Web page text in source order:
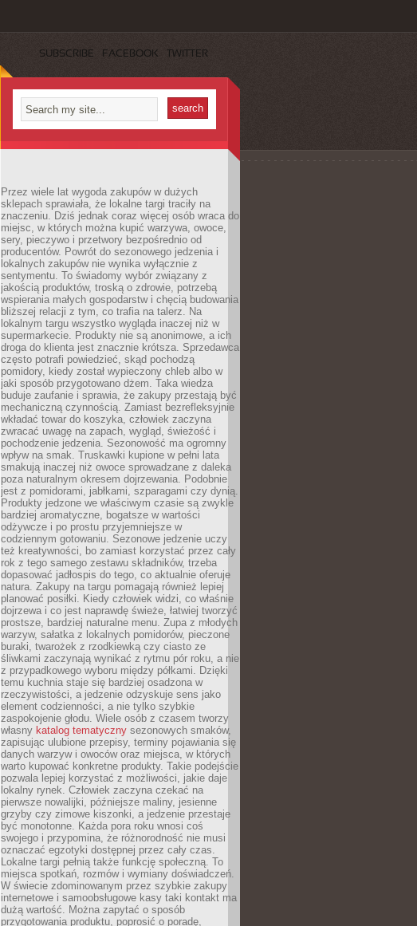
SUBSCRIBE FACEBOOK TWITTER
Przez wiele lat wygoda zakupów w dużych
sklepach sprawiała, że lokalne targi traciły na
znaczeniu. Dziś jednak coraz więcej osób wraca do
miejsc, w których można kupić warzywa, owoce,
sery, pieczywo i przetwory bezpośrednio od
producentów. Powrót do sezonowego jedzenia i
lokalnych zakupów nie wynika wyłącznie z
sentymentu. To świadomy wybór związany z
jakością produktów, troską o zdrowie, potrzebą
wspierania małych gospodarstw i chęcią budowania
bliższej relacji z tym, co trafia na talerz. Na
lokalnym targu wszystko wygląda inaczej niż w
supermarkecie. Produkty nie są anonimowe, a ich
droga do klienta jest znacznie krótsza. Sprzedawca
często potrafi powiedzieć, skąd pochodzą
pomidory, kiedy został wypieczony chleb albo w
jaki sposób przygotowano dżem. Taka wiedza
buduje zaufanie i sprawia, że zakupy przestają być
mechaniczną czynnością. Zamiast bezrefleksyjnie
wkładać towar do koszyka, człowiek zaczyna
zwracać uwagę na zapach, wygląd, świeżość i
pochodzenie jedzenia. Sezonowość ma ogromny
wpływ na smak. Truskawki kupione w pełni lata
smakują inaczej niż owoce sprowadzane z daleka
poza naturalnym okresem dojrzewania. Podobnie
jest z pomidorami, jabłkami, szparagami czy dynią.
Produkty jedzone we właściwym czasie są zwykle
bardziej aromatyczne, bogatsze w wartości
odżywcze i po prostu przyjemniejsze w
codziennym gotowaniu. Sezonowe jedzenie uczy
też kreatywności, bo zamiast korzystać przez cały
rok z tego samego zestawu składników, trzeba
dopasować jadłospis do tego, co aktualnie oferuje
natura. Zakupy na targu pomagają również lepiej
planować posiłki. Kiedy człowiek widzi, co właśnie
dojrzewa i co jest naprawdę świeże, łatwiej tworzyć
prostsze, bardziej naturalne menu. Zupa z młodych
warzyw, sałatka z lokalnych pomidorów, pieczone
buraki, twarożek z rzodkiewką czy ciasto ze
śliwkami zaczynają wynikać z rytmu pór roku, a nie
z przypadkowego wyboru między półkami. Dzięki
temu kuchnia staje się bardziej osadzona w
rzeczywistości, a jedzenie odzyskuje sens jako
element codzienności, a nie tylko szybkie
zaspokojenie głodu. Wiele osób z czasem tworzy
własny katalog tematyczny sezonowych smaków,
zapisując ulubione przepisy, terminy pojawiania się
danych warzyw i owoców oraz miejsca, w których
warto kupować konkretne produkty. Takie podejście
pozwala lepiej korzystać z możliwości, jakie daje
lokalny rynek. Człowiek zaczyna czekać na
pierwsze nowalijki, późniejsze maliny, jesienne
grzyby czy zimowe kiszonki, a jedzenie przestaje
być monotonne. Każda pora roku wnosi coś
swojego i przypomina, że różnorodność nie musi
oznaczać egzotyki dostępnej przez cały czas.
Lokalne targi pełnią także funkcję społeczną. To
miejsca spotkań, rozmów i wymiany doświadczeń.
W świecie zdominowanym przez szybkie zakupy
internetowe i samoobsługowe kasy taki kontakt ma
dużą wartość. Można zapytać o sposób
przygotowania produktu, poprosić o poradę,